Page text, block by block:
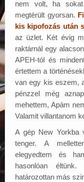
nem volt, ha
megtérült gyorsan.
kis kipofozás után
az üzlet. Két évig
raktárnál egy
APEH-tól és
értettem a
van egy kis eszem,
pénzzel még
mehettem, Apám
Valamit villantanom
A gép New Yorkba
tenger. A
elegyedtem és
hasonlóan
határozottan más